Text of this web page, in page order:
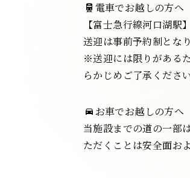
電車でお越しの方へ
【富士急行線河口湖駅
送迎は事前予約制とな
※送迎には限りがある
らかじめご了承ください
お車でお越しの方へ
当施設までの道の一部
ただくことは安全面お